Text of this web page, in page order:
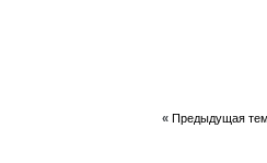
« Предыдущая